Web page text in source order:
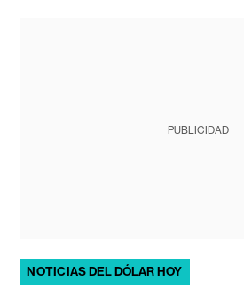
PUBLICIDAD
NOTICIAS DEL DÓLAR HOY